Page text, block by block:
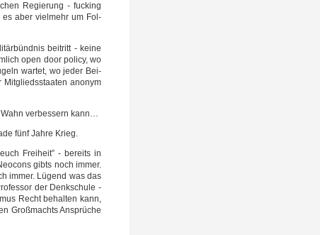
Regie­rung - fuck­ing
es aber viel­mehr um Fol­
bei­tritt - kei­ne
open door poli­cy, wo
war­tet, wo jeder Bei­
anonym
Wahn ver­bes­sern kann…
fünf Jah­re Krieg.
Frei­heit” - bereits in
gibts noch immer.
immer. Lügend was das
der Denk­schu­le -
Recht behal­ten kann,
Groß­machts Ansprü­che